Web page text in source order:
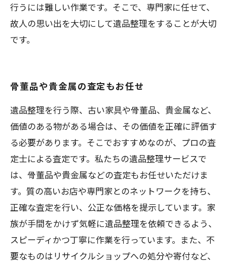
行うには難しい作業です。そこで、専門家に任せて、
故人の思い出を大切にして遺品整理をすることが大切
です。
骨董品や貴金属の査定もお任せ
遺品整理を行う際、古い家具や骨董品、貴金属など、
価値のある物がある場合は、その価値を正確に評価す
る必要があります。そこでおすすめなのが、プロの査
定士による査定です。私たちの遺品整理サービスで
は、骨董品や貴金属などの査定もお任せいただけま
す。質の高いお店や専門家とのネットワークを持ち、
正確な査定を行い、公正な価格を提示しています。家
族が手間をかけず気軽に遺品整理を依頼できるよう、
スピーディかつ丁寧に作業を行っています。また、不
要なものはリサイクルショップへの処分や寄付など、